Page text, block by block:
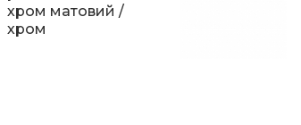
хром матовий /
хром